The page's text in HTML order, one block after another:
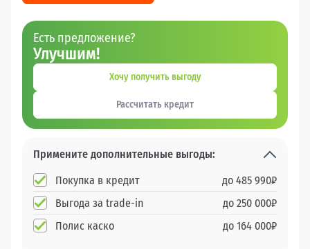
Есть предложение?
Улучшим!
Хочу получить выгоду
Рассчитать кредит
Примените дополнительные выгоды:
Покупка в кредит
до 485 990₽
Выгода за trade-in
до 250 000₽
Полис каско
до 164 000₽